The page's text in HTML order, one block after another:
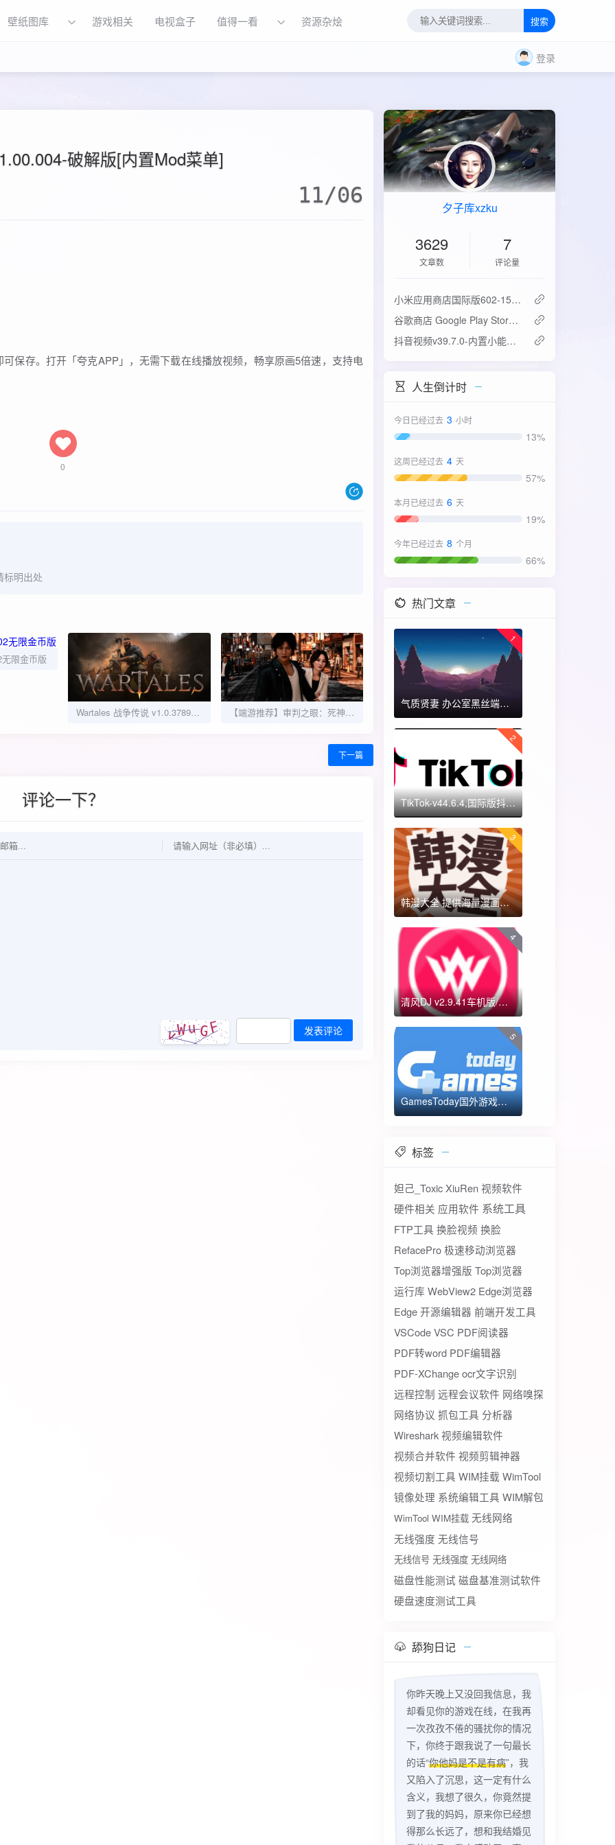
壁纸图库 游戏相关 电视盒子 值得一看 资源杂烩 搜索
登录
破解版[内置Mod菜单]
11/06
保存。打开「夸克APP」，无需下载在线播放视频，畅享原画5倍速，支持电
0
标明出处
限金币版
Wartales 战争传说 v1.0.37895 豪华中文版 全DLC 打包XG器 【端游推荐】审判之眼：死神的遗言 重制版
下一篇
评论一下？
发表评论
夕子库xzku
3629
文章数
7
评论量
‌小米应用商店国际版602-15.6.0.2：免登录直下，比谷歌商店快3倍！
谷歌商店 Google Play Store v52.4.42-31版
抖音视频v39.7.0-内置小能手2.0.7模块
人生倒计时
今日已经过去 3 小时
13%
这周已经过去 4 天
57%
本月已经过去 6 天
19%
今年已经过去 8 个月
66%
热门文章
1
气质贤妻 办公室黑丝端木蓉 国漫女神 ​​​
2
TikTok-v44.6.4,国际版抖音海外畅享,免拔卡体验!附保姆级详细使用指南
3
韩漫大全 提供海量漫画资源
4
清风DJ v2.9.41车机版/手机版-全方位DJ舞曲
5
GamesToday国外游戏下载器 不需要T子
标签
妲己_ToxicXiuRen 视频软件
硬件相关 应用软件 系统工具
FTP工具 换脸视频 换脸
RefacePro极速移动浏览器
Top浏览器增强版 Top浏览器
运行库 WebView2 Edge浏览器
Edge开源编辑器 前端开发工具
VSCodeVSC PDF阅读器
PDF转word PDF编辑器
PDF-XChangeocr文字识别
远程控制 远程会议软件 网络嗅探
网络协议 抓包工具 分析器
Wireshark视频编辑软件
视频合并软件 视频剪辑神器
视频切割工具 WIM挂载 WimTool
镜像处理 系统编辑工具 WIM解包
WimTool WIM挂载 无线网络
无线强度 无线信号
无线信号 无线强度 无线网络
磁盘性能测试 磁盘基准测试软件
硬盘速度测试工具
舔狗日记
你昨天晚上又没回我信息，我
却看见你的游戏在线，在我再
一次孜孜不倦的骚扰你的情况
下，你终于跟我说了一句最长
的话“你他妈是不是有病”，我
又陷入了沉思，这一定有什么
含义，我想了很久，你竟然提
到了我的妈妈，原来你已经想
得那么长远了，想和我结婚见